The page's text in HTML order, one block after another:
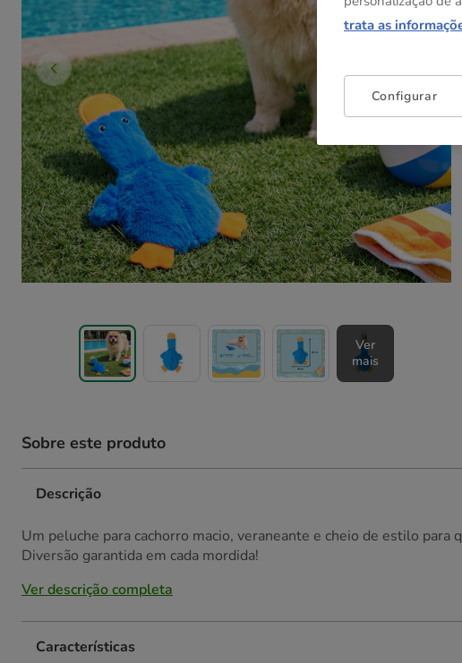
Ver
mais
Sobre este produto
Descrição
Um peluche para cachorro macio, veraneante e cheio de estilo para
Diversão garantida em cada mordida!
Ver descrição completa
Características
trata as
Configurar